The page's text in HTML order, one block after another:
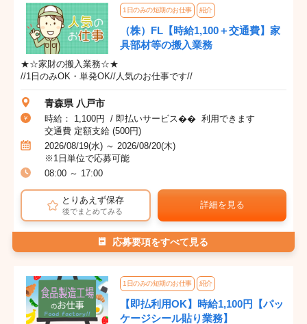
1日のみの短期のお仕事 紹介
（株）FL【時給1,100＋交通費】家
具部材等の搬入業務
★☆家財の搬入業務☆★
//1日のみOK・単発OK//人気のお仕事です//
青森県 八戸市
時給： 1,100円 / 即払いサービス�� 利用できます
交通費 定額支給 (500円)
2026/08/19(水) ～ 2026/08/20(木)
※1日単位で応募可能
08:00 ～ 17:00
とりあえず保存
後でまとめてみる
詳細を見る
応募要項をすべて見る
1日のみの短期のお仕事 紹介
【即払利用OK】時給1,100円【パッ
ケージシール貼り業務】